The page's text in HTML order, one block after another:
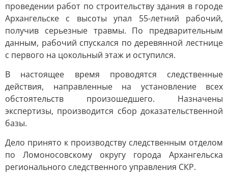
проведении работ по строительству здания в городе
Архангельске с высоты упал 55-летний рабочий,
получив серьезные травмы. По предварительным
данным, рабочий спускался по деревянной лестнице
с первого на цокольный этаж и оступился.
В настоящее время проводятся следственные
действия, направленные на установление всех
обстоятельств произошедшего. Назначены
экспертизы, производится сбор доказательственной
базы.
Дело принято к производству следственным отделом
по Ломоносовскому округу города Архангельска
регионального следственного управления СКР.